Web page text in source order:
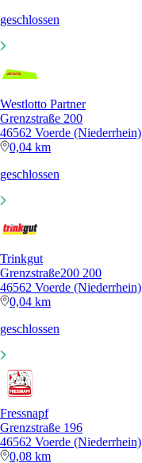
geschlossen
Westlotto Partner
Grenzstraße 200
46562 Voerde (Niederrhein)
0,04 km
geschlossen
Trinkgut
Grenzstraße200 200
46562 Voerde (Niederrhein)
0,04 km
geschlossen
Fressnapf
Grenzstraße 196
46562 Voerde (Niederrhein)
0,08 km